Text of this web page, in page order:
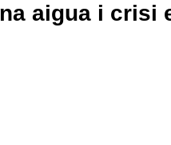
aigua i crisi